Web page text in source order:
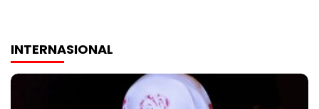
INTERNASIONAL